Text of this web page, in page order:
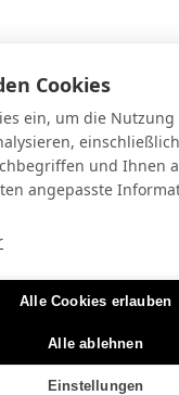
e.U.
Cookies
ein, um die
und Ihnen
angepasste
Alle Cookies erlauben
Alle ablehnen
Einstellungen